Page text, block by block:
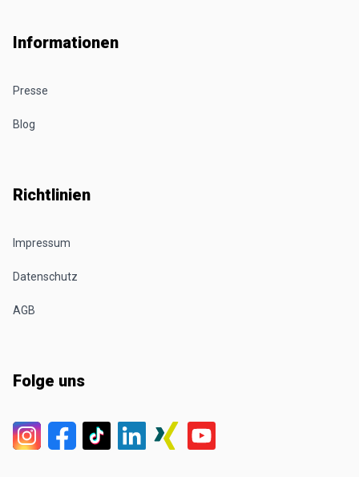
Informationen
Presse
Blog
Richtlinien
Impressum
Datenschutz
AGB
Folge uns